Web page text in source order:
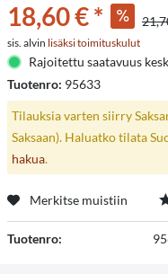
18,60 € *
sis. alvin lisäksi toimituskulut
Rajoitettu saatavuus
Tuotenro: 95633
Tilauksia varten siirry
Saksaan). Haluatko tilata
hakua.
Merkitse muistiin
Tuotenro: